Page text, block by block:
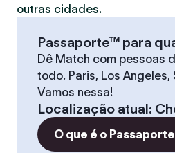
outras cidades.
Passaporte™ para
Dê Match com pessoas
todo. Paris, Los Angeles,
Vamos nessa!
Localização atual:
O que é o